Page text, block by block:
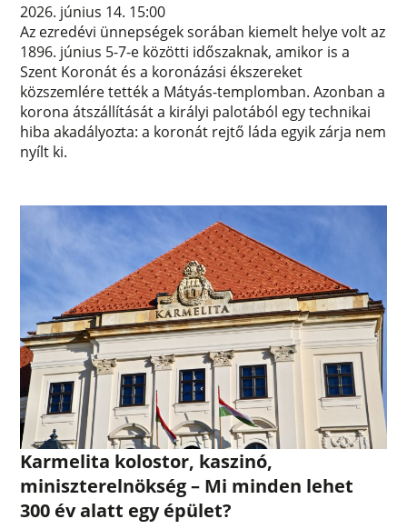
2026. június 14. 15:00
Az ezredévi ünnepségek sorában kiemelt helye volt az
1896. június 5-7-e közötti időszaknak, amikor is a
Szent Koronát és a koronázási ékszereket
közszemlére tették a Mátyás-templomban. Azonban a
korona átszállítását a királyi palotából egy technikai
hiba akadályozta: a koronát rejtő láda egyik zárja nem
nyílt ki.
Karmelita kolostor, kaszinó,
miniszterelnökség – Mi minden lehet
300 év alatt egy épület?